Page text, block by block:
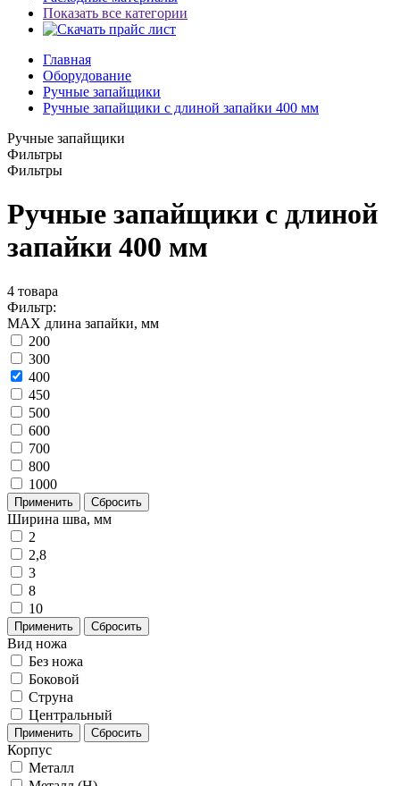
Показать все категории
Главная
Оборудование
Ручные запайщики
Ручные запайщики с длиной запайки 400 мм
Ручные запайщики
Фильтры
Фильтры
Ручные запайщики с длиной
запайки 400 мм
4 товара
Фильтр:
MAX длина запайки, мм
200
300
400
450
500
600
700
800
1000
Применить Сбросить
Ширина шва, мм
2
2,8
3
8
10
Применить Сбросить
Вид ножа
Без ножа
Боковой
Струна
Центральный
Применить Сбросить
Корпус
Металл